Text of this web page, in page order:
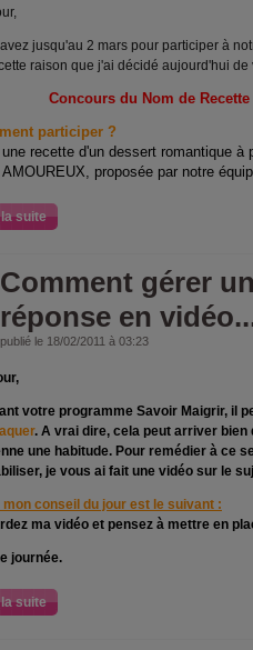
jusqu'au 2 mars pour participer à
raison que j'ai décidé aujourd'hui
Concours du Nom de
participer ?
recette d'un dessert romantique à
proposée par notre
suite
Comment gérer
réponse en
publié le 18/02/2011 à 03:23
votre programme Savoir Maigrir, il
. A vrai dire, cela peut arriver bien
une habitude. Pour remédier à ce
je vous ai fait une vidéo sur le
mon conseil du jour est le suivant :
ma vidéo et pensez à mettre en
journée.
suite